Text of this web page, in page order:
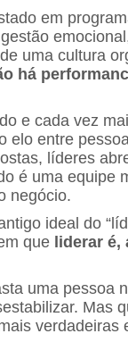
em
uma cultura
há
e cada vez
elo entre
líderes
é uma equipe
negócio.
ideal do
que liderar
uma pessoa
Mas
verdadeiras